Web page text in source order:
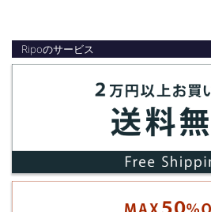
Ripoのサービス